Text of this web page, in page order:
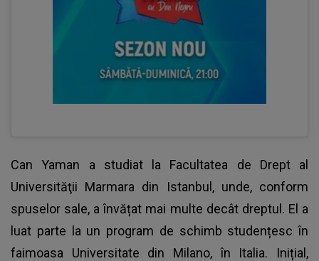
Can Yaman a studiat la Facultatea de Drept al
Universităţii Marmara din Istanbul, unde, conform
spuselor sale, a învățat mai multe decât dreptul. El a
luat parte la un program de schimb studențesc în
faimoasa Universitate din Milano, în Italia. Inițial,